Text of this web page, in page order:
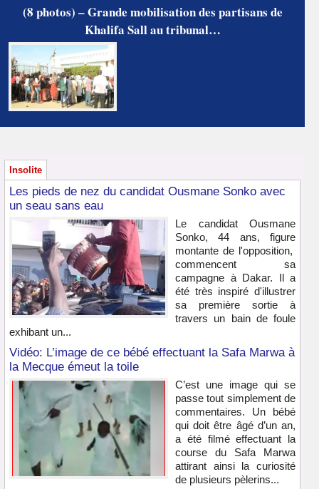
(8 photos) – Grande mobilisation des partisans de
Khalifa Sall au tribunal…
Insolite
Les pieds de nez du candidat Ousmane Sonko avec
un seau sans eau
Le candidat Ousmane
Sonko, 44 ans, figure
montante de l'opposition,
commencent sa
campagne à Dakar. Il a
été très inspiré d'illustrer
sa première sortie à
travers un bain de foule
exhibant un...
Vidéo: L’image de ce bébé effectuant la Safa Marwa à
la Mecque émeut la toile
C’est une image qui se
passe tout simplement de
commentaires. Un bébé
qui doit être âgé d’un an,
a été filmé effectuant la
course du Safa Marwa
attirant ainsi la curiosité
de plusieurs pèlerins...